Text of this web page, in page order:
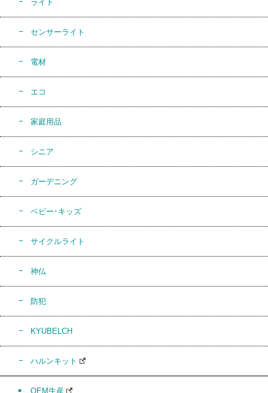
ライト
センサーライト
電材
エコ
家庭用品
シニア
ガーデニング
ベビー･キッズ
サイクルライト
神仏
防犯
KYUBELCH
ハルンキット
OEM生産